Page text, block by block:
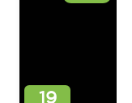
19